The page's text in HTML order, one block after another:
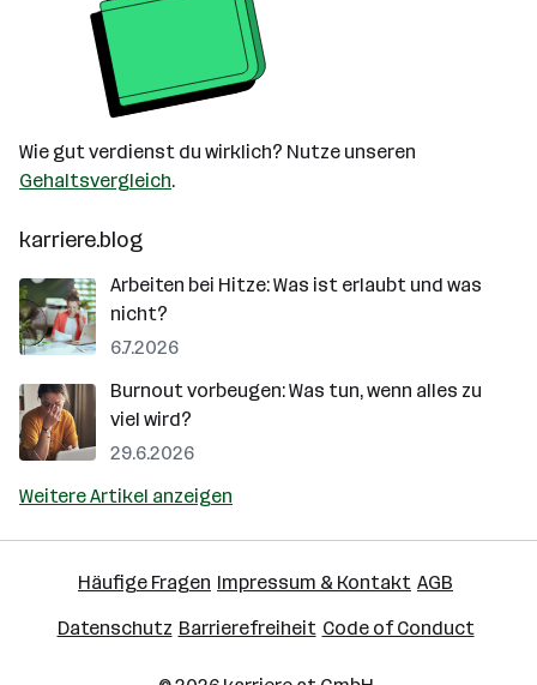
Wie gut verdienst du wirklich? Nutze unseren
Gehaltsvergleich.
karriere.blog
Arbeiten bei Hitze: Was ist erlaubt und was
nicht?
6.7.2026
Burnout vorbeugen: Was tun, wenn alles zu
viel wird?
29.6.2026
Weitere Artikel anzeigen
Häufige Fragen Impressum & Kontakt AGB
Datenschutz Barrierefreiheit Code of Conduct